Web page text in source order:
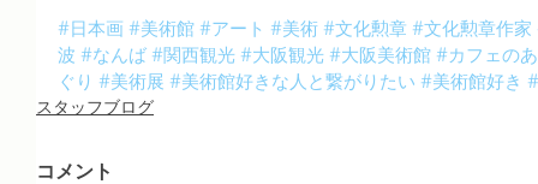
#日本画 #美術館 #アート #美術 #文化勲章 #文化勲章作家
波 #なんば #関西観光 #大阪観光 #大阪美術館 #カフェの
ぐり #美術展 #美術館好きな人と繋がりたい #美術館好き
スタッフブログ
コメント